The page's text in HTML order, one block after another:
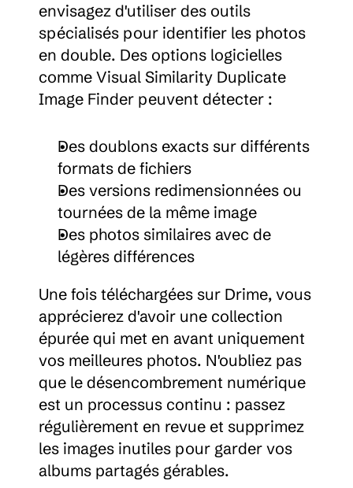
envisagez d'utiliser des outils
spécialisés pour identifier les photos
en double. Des options logicielles
comme Visual Similarity Duplicate
Image Finder peuvent détecter :
Des doublons exacts sur différents
formats de fichiers
Des versions redimensionnées ou
tournées de la même image
Des photos similaires avec de
légères différences
Une fois téléchargées sur Drime, vous
apprécierez d'avoir une collection
épurée qui met en avant uniquement
vos meilleures photos. N'oubliez pas
que le désencombrement numérique
est un processus continu : passez
régulièrement en revue et supprimez
les images inutiles pour garder vos
albums partagés gérables.